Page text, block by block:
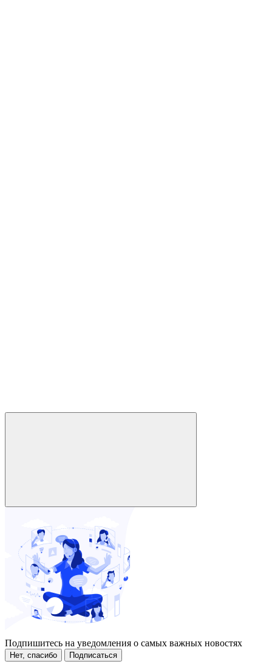
Подпишитесь на уведомления о самых важных новостях
Нет, спасибо Подписаться